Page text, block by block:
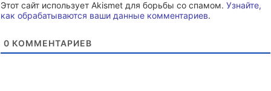
Этот сайт использует Akismet для борьбы со спамом. Узнайте,
как обрабатываются ваши данные комментариев.
0 КОММЕНТАРИЕВ